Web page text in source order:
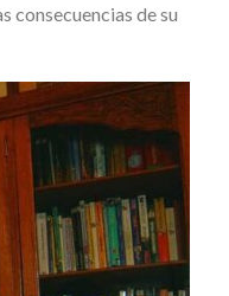
consecuencias de su